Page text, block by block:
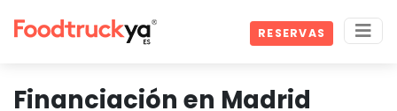
RESERVAS
Financiación en Madrid